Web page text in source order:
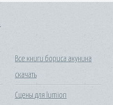
Все книги бориса акунина
скачать
Сцены для lumion